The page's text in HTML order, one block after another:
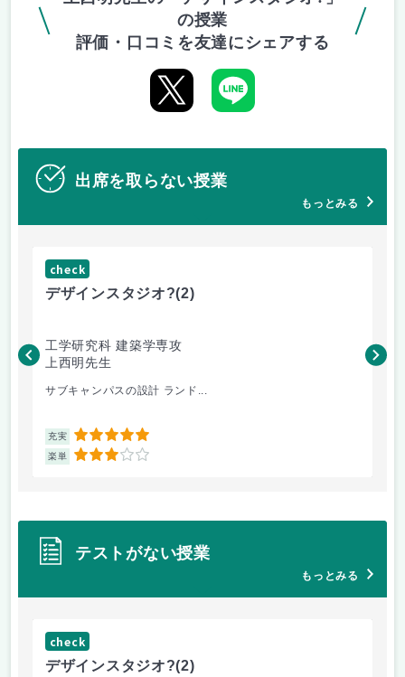
の授業
評価・口コミを友達にシェアする
出席を取らない授業
もっとみる
check
デザインスタジオ?(2)
工学研究科 建築学専攻
上西明先生
サブキャンパスの設計 ランド...
充実 5
楽単 3
こ
テストがない授業
もっとみる
check
デザインスタジオ?(2)